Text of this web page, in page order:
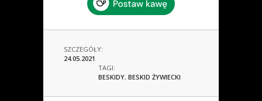
SZCZEGÓŁY:
24.05.2021
TAGI:
BESKIDY, BESKID ŻYWIECKI